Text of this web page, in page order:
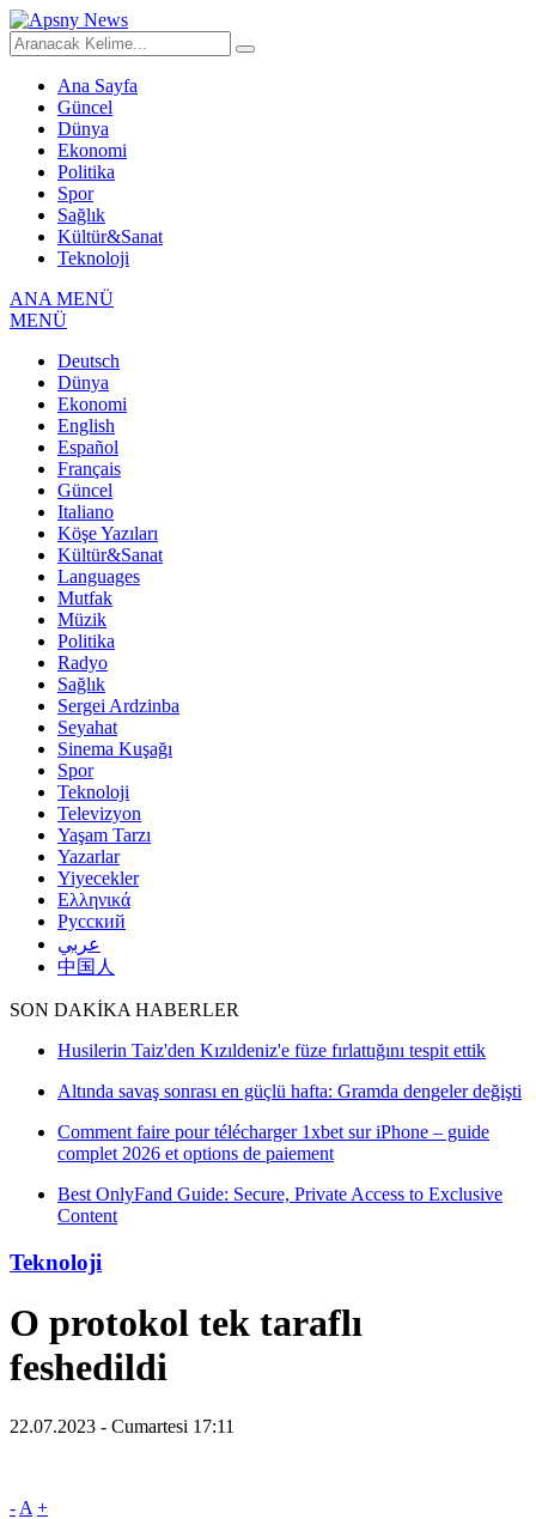
Ana Sayfa
Güncel
Dünya
Ekonomi
Politika
Spor
Sağlık
Kültür&Sanat
Teknoloji
ANA MENÜ
MENÜ
Deutsch
Dünya
Ekonomi
English
Español
Français
Güncel
Italiano
Köşe Yazıları
Kültür&Sanat
Languages
Mutfak
Müzik
Politika
Radyo
Sağlık
Sergei Ardzinba
Seyahat
Sinema Kuşağı
Spor
Teknoloji
Televizyon
Yaşam Tarzı
Yazarlar
Yiyecekler
Ελληνικά
Русский
عربي
中国人
SON DAKİKA HABERLER
Husilerin Taiz'den Kızıldeniz'e füze fırlattığını tespit ettik
Altında savaş sonrası en güçlü hafta: Gramda dengeler değişti
Comment faire pour télécharger 1xbet sur iPhone – guide
complet 2026 et options de paiement
Best OnlyFand Guide: Secure, Private Access to Exclusive
Content
Teknoloji
O protokol tek taraflı
feshedildi
22.07.2023 - Cumartesi 17:11
- A +